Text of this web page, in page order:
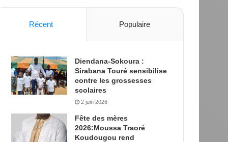
Récent Populaire
Diendana-Sokoura :
Sirabana Touré sensibilise
contre les grossesses
scolaires
2 juin 2026
Fête des mères
2026:Moussa Traoré
Koudougou rend